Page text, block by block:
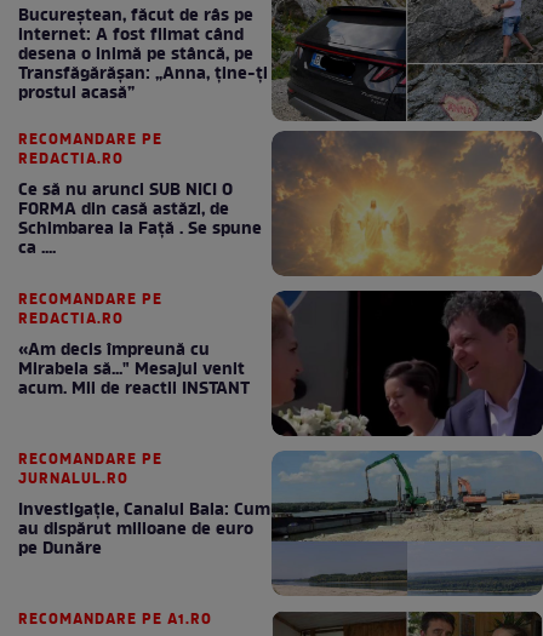
Bucureștean, făcut de râs pe
internet: A fost filmat când
desena o inimă pe stâncă, pe
Transfăgărășan: „Anna, ține-ți
prostul acasă”
RECOMANDARE PE
REDACTIA.RO
Ce să nu arunci SUB NICI O
FORMA din casă astăzi, de
Schimbarea la Față . Se spune
ca ....
RECOMANDARE PE
REDACTIA.RO
«Am decis împreună cu
Mirabela să..." Mesajul venit
acum. Mii de reactii INSTANT
RECOMANDARE PE
JURNALUL.RO
Investigație, Canalul Bala: Cum
au dispărut milioane de euro
pe Dunăre
RECOMANDARE PE A1.RO